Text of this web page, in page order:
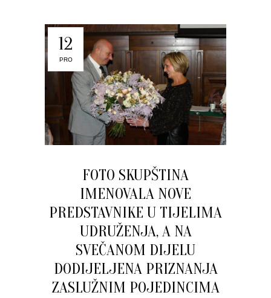
12
PRO
FOTO SKUPŠTINA
IMENOVALA NOVE
PREDSTAVNIKE U TIJELIMA
UDRUŽENJA, A NA
SVEČANOM DIJELU
DODIJELJENA PRIZNANJA
ZASLUŽNIM POJEDINCIMA